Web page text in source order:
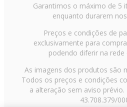
Garantimos o máximo de 5
enquanto durarem
Preços e condições de
exclusivamente para
podendo diferir na rede
As imagens dos produtos são
Todos os preços e condições
a alteração sem aviso prévio.
43.708.379/